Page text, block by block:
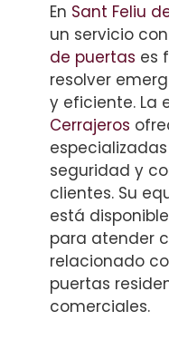
En Sant Feliu
un servicio
de puertas es
resolver
y eficiente. La
Cerrajeros
seguridad y
clientes. Su
está
para atender
relacionado
puertas
comerciales.